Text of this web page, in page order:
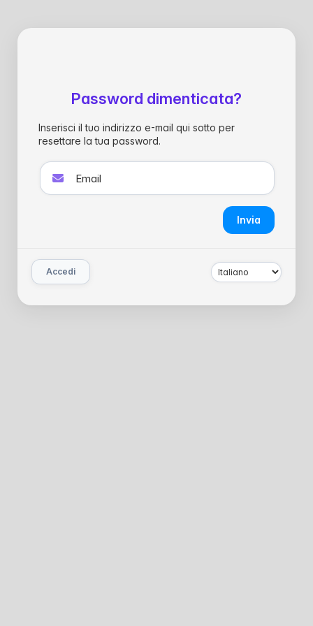
Password dimenticata?
Inserisci il tuo indirizzo e-mail qui sotto per
resettare la tua password.
Invia
Accedi